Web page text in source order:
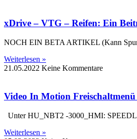
xDrive – VTG – Reifen: Ein
NOCH EIN BETA ARTIKEL (Kann
Weiterlesen »
21.05.2022 Keine Kommentare
Video In Motion
Unter HU_NBT2 -3000_HMI:
Weiterlesen »